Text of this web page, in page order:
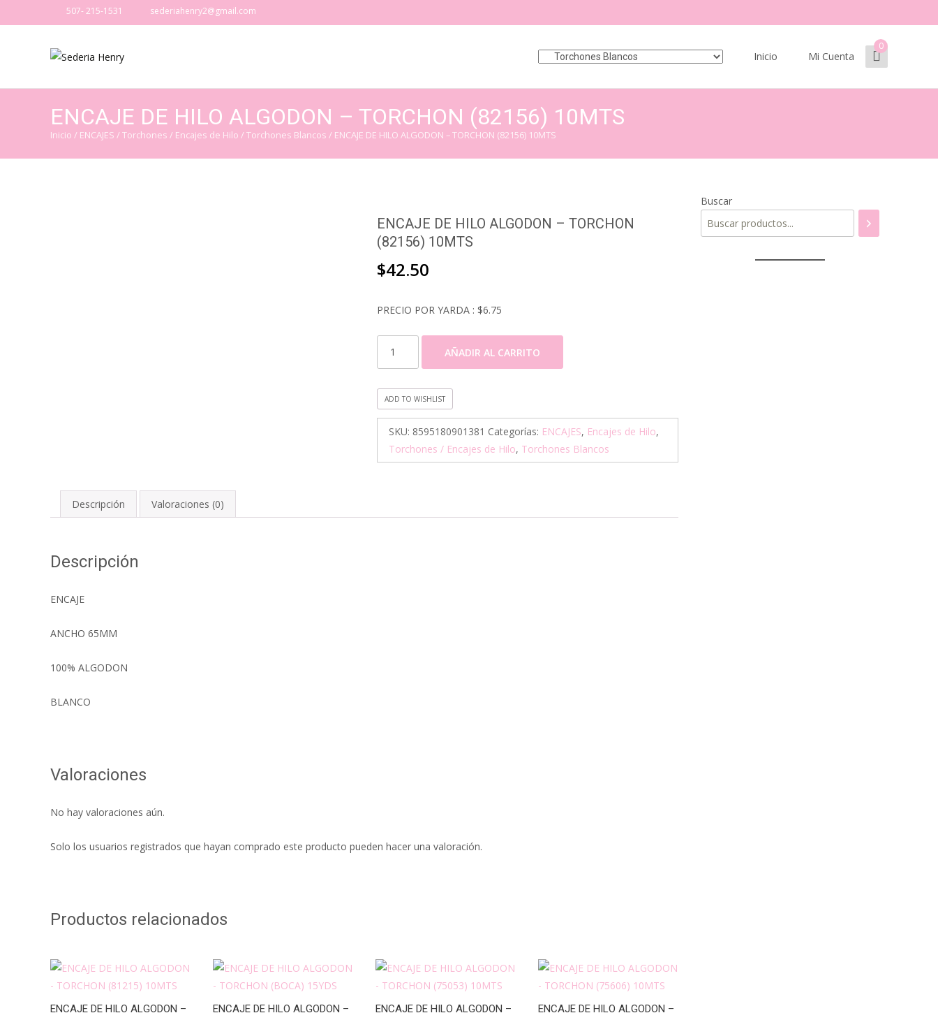
507- 215-1531 sederiahenry2@gmail.com
contenido
Inicio Mi Cuenta
0
Buscar:
ENCAJE DE HILO ALGODON – TORCHON (82156) 10MTS
Inicio / ENCAJES /Torchones / Encajes de Hilo /Torchones Blancos / ENCAJE DE HILO ALGODON – TORCHON (82156) 10MTS
ENCAJE DE HILO ALGODON – TORCHON
(82156) 10MTS
$42.50
PRECIO POR YARDA : $6.75
ALGODON
-
TORCHON
(82156)
10MTS
AÑADIR AL CARRITO
ADD TO WISHLIST
SKU: 8595180901381 Categorías: ENCAJES, Encajes de Hilo,
Torchones / Encajes de Hilo, Torchones Blancos
Descripción Valoraciones (0)
Descripción
ENCAJE
ANCHO 65MM
100% ALGODON
BLANCO
Valoraciones
No hay valoraciones aún.
Solo los usuarios registrados que hayan comprado este producto pueden hacer una valoración.
Productos relacionados
ENCAJE DE HILO ALGODON –
ENCAJE DE HILO ALGODON –
ENCAJE DE HILO ALGODON –
ENCAJE DE HILO ALGODON –
Buscar